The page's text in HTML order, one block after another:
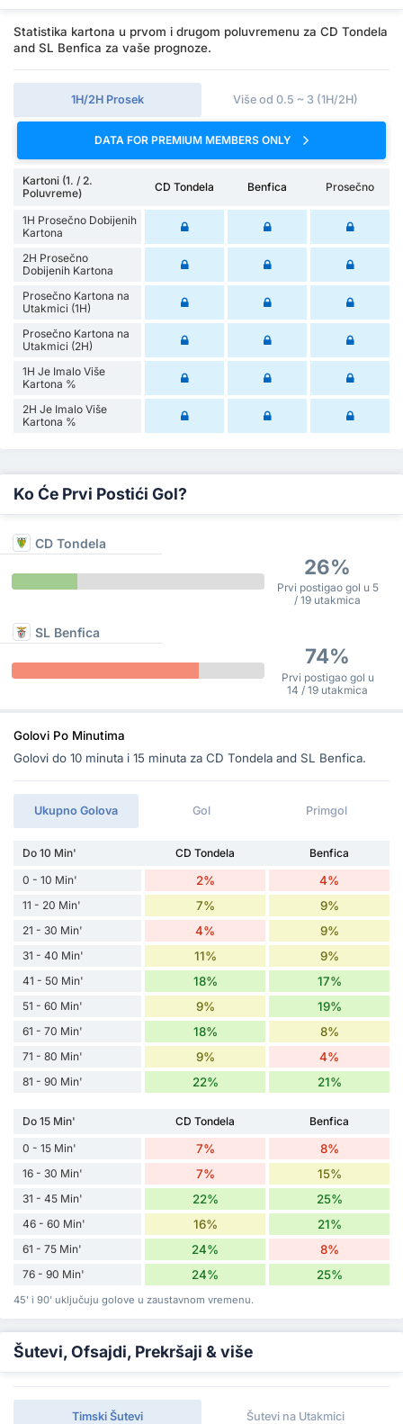
Statistika kartona u prvom i drugom poluvremenu za CD Tondela
and SL Benfica za vaše prognoze.
1H/2H Prosek Više od 0.5 ~ 3 (1H/2H)
DATA FOR PREMIUM MEMBERS ONLY
Kartoni (1. / 2.
Poluvreme)
CD Tondela Benfica Prosečno
1H Prosečno Dobijenih
Kartona
2H Prosečno
Dobijenih Kartona
Prosečno Kartona na
Utakmici (1H)
Prosečno Kartona na
Utakmici (2H)
1H Je Imalo Više
Kartona %
2H Je Imalo Više
Kartona %
Ko Će Prvi Postići Gol?
CD Tondela
26%
Prvi postigao gol u 5
/ 19 utakmica
SL Benfica
74%
Prvi postigao gol u
14 / 19 utakmica
Golovi Po Minutima
Golovi do 10 minuta i 15 minuta za CD Tondela and SL Benfica.
Ukupno Golova Gol Primgol
Do 10 Min' CD Tondela
Benfica
0 - 10 Min'
2% 4%
11 - 20 Min' 7% 9%
21 - 30 Min' 4% 9%
31 - 40 Min' 11% 9%
41 - 50 Min' 18% 17%
51 - 60 Min' 9% 19%
61 - 70 Min' 18% 8%
71 - 80 Min' 9% 4%
81 - 90 Min' 22% 21%
Do 15 Min' CD Tondela
Benfica
0 - 15 Min'
7% 8%
16 - 30 Min' 7% 15%
31 - 45 Min' 22% 25%
46 - 60 Min' 16% 21%
61 - 75 Min' 24% 8%
76 - 90 Min' 24% 25%
45' i 90' uključuju golove u zaustavnom vremenu.
Šutevi, Ofsajdi, Prekršaji & više
Timski Šutevi Šutevi na Utakmici